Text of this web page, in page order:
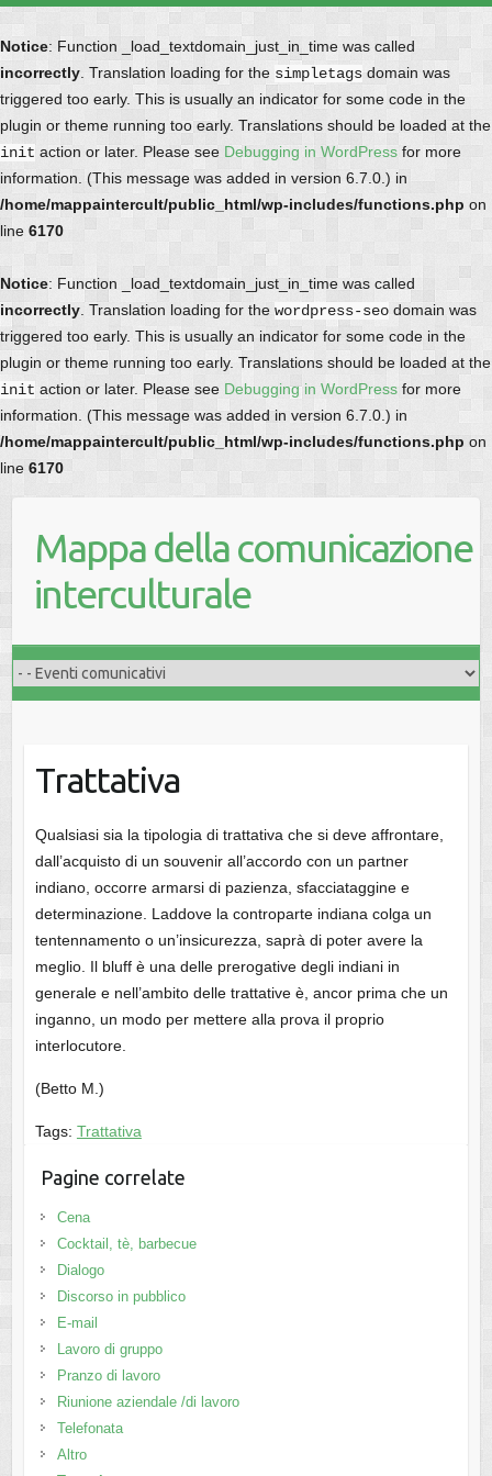
Notice: Function _load_textdomain_just_in_time was called
incorrectly . Translation loading for the simpletags domain was
triggered too early. This is usually an indicator for some code in the
plugin or theme running too early. Translations should be loaded at the
init action or later. Please see Debugging in WordPress for more
information. (This message was added in version 6.7.0.) in
/home/mappaintercult/public_html/wp-includes/functions.php on
line 6170
Notice: Function _load_textdomain_just_in_time was called
incorrectly . Translation loading for the wordpress-seo domain was
triggered too early. This is usually an indicator for some code in the
plugin or theme running too early. Translations should be loaded at the
init action or later. Please see Debugging in WordPress for more
information. (This message was added in version 6.7.0.) in
/home/mappaintercult/public_html/wp-includes/functions.php on
line 6170
Mappa della comunicazione
interculturale
Trattativa
Qualsiasi sia la tipologia di trattativa che si deve affrontare,
dall’acquisto di un souvenir all’accordo con un partner
indiano, occorre armarsi di pazienza, sfacciataggine e
determinazione. Laddove la controparte indiana colga un
tentennamento o un’insicurezza, saprà di poter avere la
meglio. Il bluff è una delle prerogative degli indiani in
generale e nell’ambito delle trattative è, ancor prima che un
inganno, un modo per mettere alla prova il proprio
interlocutore.
(Betto M.)
Tags: Trattativa
Pagine correlate
Cena
Cocktail, tè, barbecue
Dialogo
Discorso in pubblico
E-mail
Lavoro di gruppo
Pranzo di lavoro
Riunione aziendale /di lavoro
Telefonata
Altro